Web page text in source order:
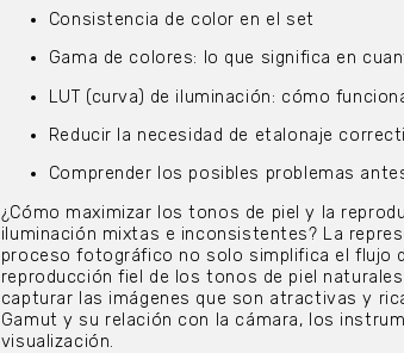
Consistencia de color en el set
Gama de colores: lo que significa en
LUT (curva) de iluminación: cómo
Reducir la necesidad de etalonaje
Comprender los posibles problemas
¿Cómo maximizar los tonos de piel y la
iluminación mixtas e inconsistentes? La
proceso fotográfico no solo simplifica el flujo
reproducción fiel de los tonos de piel
capturar las imágenes que son atractivas y
Gamut y su relación con la cámara, los
visualización.